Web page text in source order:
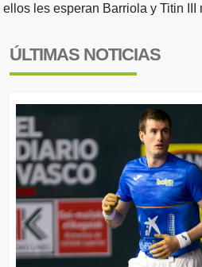
ellos les esperan Barriola y Titin III
ÚLTIMAS NOTICIAS